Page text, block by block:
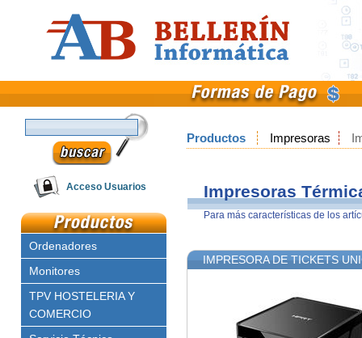
Productos Impresoras
Impresoras
Para más características de los
IMPRESORA DE TICKETS
Email
Clave
Acceso Usuarios
Ordenadores
Monitores
TPV HOSTELERIA Y
COMERCIO